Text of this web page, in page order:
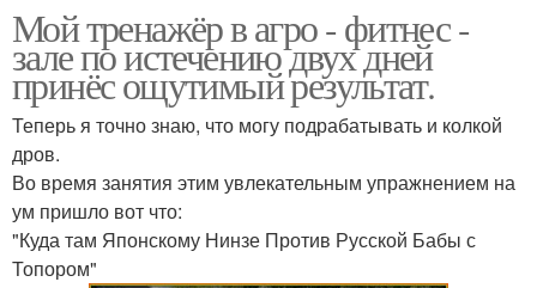
Мой тренажёр в агро - фитнес -
зале по истечению двух дней
принёс ощутимый результат.
Теперь я точно знаю, что могу подрабатывать и колкой
дров.
Во время занятия этим увлекательным упражнением на
ум пришло вот что:
"Куда там Японскому Нинзе Против Русской Бабы с
Топором"